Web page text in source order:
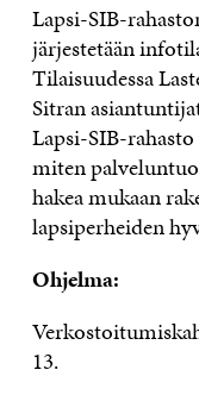
Lapsi-SIB-
järjestetään
Tilaisuudessa
Sitran
Lapsi-SIB-
miten
hakea mukaan
lapsiperheiden
Ohjelma:
13.